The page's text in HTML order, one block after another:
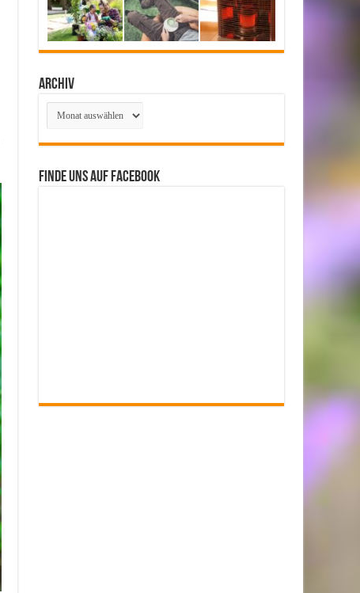
Archiv
Archiv
Finde uns auf Facebook